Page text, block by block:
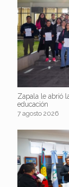
Zapala le abrió
educación
7 agosto 2026